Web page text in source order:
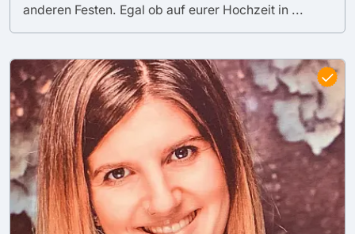
anderen Festen. Egal ob auf eurer Hochzeit in ...